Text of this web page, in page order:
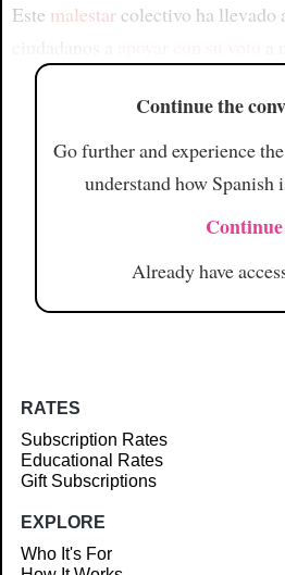
Este malestarcolectivo ha llevado
Continue the
Go further and experience
understand how Spanish
Continue
Already have
RATES
Subscription Rates
Educational Rates
Gift Subscriptions
EXPLORE
Who It's For